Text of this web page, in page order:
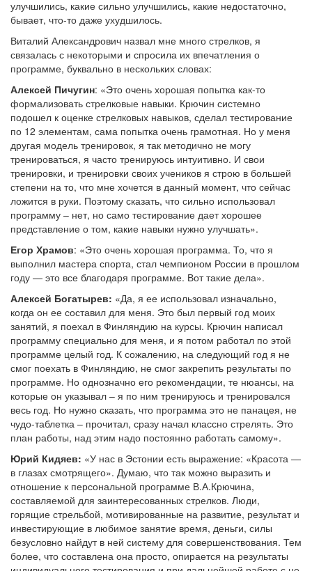
улучшились, какие сильно улучшились, какие недостаточно,
бывает, что-то даже ухудшилось.
Виталий Александрович назвал мне много стрелков, я
связалась с некоторыми и спросила их впечатления о
программе, буквально в нескольких словах:
Алексей Пичугин: «Это очень хорошая попытка как-то
формализовать стрелковые навыки. Крючин системно
подошел к оценке стрелковых навыков, сделал тестирование
по 12 элементам, сама попытка очень грамотная. Но у меня
другая модель тренировок, я так методично не могу
тренироваться, я часто тренируюсь интуитивно. И свои
тренировки, и тренировки своих учеников я строю в большей
степени на то, что мне хочется в данный момент, что сейчас
ложится в руки. Поэтому сказать, что сильно использовал
программу – нет, но само тестирование дает хорошее
представление о том, какие навыки нужно улучшать».
Егор Храмов: «Это очень хорошая программа. То, что я
выполнил мастера спорта, стал чемпионом России в прошлом
году — это все благодаря программе. Вот такие дела».
Алексей Богатырев: «Да, я ее использовал изначально,
когда он ее составил для меня. Это был первый год моих
занятий, я поехал в Финляндию на курсы. Крючин написал
программу специально для меня, и я потом работал по этой
программе целый год. К сожалению, на следующий год я не
смог поехать в Финляндию, не смог закрепить результаты по
программе. Но однозначно его рекомендации, те нюансы, на
которые он указывал – я по ним тренируюсь и тренировался
весь год. Но нужно сказать, что программа это не панацея, не
чудо-таблетка – прочитал, сразу начал классно стрелять. Это
план работы, над этим надо постоянно работать самому».
Юрий Кидяев: «У нас в Эстонии есть выражение: «Красота —
в глазах смотрящего». Думаю, что так можно выразить и
отношение к персональной программе В.А.Крючина,
составляемой для заинтересованных стрелков. Люди,
горящие стрельбой, мотивированные на развитие, результат и
инвестирующие в любимое занятие время, деньги, силы
безусловно найдут в ней систему для совершенствования. Тем
более, что составлена она просто, опирается на результаты